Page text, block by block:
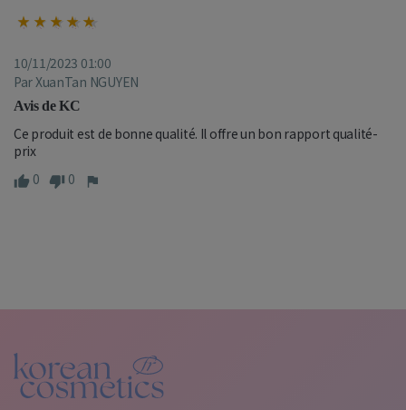
10/11/2023 01:00
Par XuanTan NGUYEN
Avis de KC
Ce produit est de bonne qualité. Il offre un bon rapport qualité-
prix
0
0